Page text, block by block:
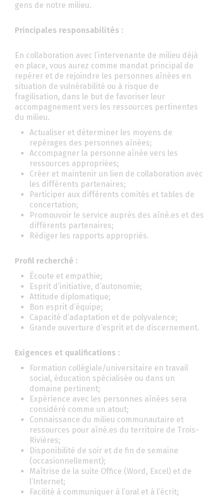
gens de notre milieu.
Principales responsabilités :
En collaboration avec l’intervenante de milieu déjà
en place, vous aurez comme mandat principal de
repérer et de rejoindre les personnes aînées en
situation de vulnérabilité ou à risque de
fragilisation, dans le but de favoriser leur
accompagnement vers les ressources pertinentes
du milieu.
Actualiser et déterminer les moyens de
repérages des personnes aînées;
Accompagner la personne aînée vers les
ressources appropriées;
Créer et maintenir un lien de collaboration avec
les différents partenaires;
Participer aux différents comités et tables de
concertation;
Promouvoir le service auprès des aîné.es et des
différents partenaires;
Rédiger les rapports appropriés.
Profil recherché :
Écoute et empathie;
Esprit d’initiative, d’autonomie;
Attitude diplomatique;
Bon esprit d’équipe;
Capacité d’adaptation et de polyvalence;
Grande ouverture d’esprit et de discernement.
Exigences et qualifications :
Formation collégiale/universitaire en travail
social, éducation spécialisée ou dans un
domaine pertinent;
Expérience avec les personnes aînées sera
considéré comme un atout;
Connaissance du milieu communautaire et
ressources pour aîné.es du territoire de Trois-
Rivières;
Disponibilité de soir et de fin de semaine
(occasionnellement);
Maîtrise de la suite Office (Word, Excel) et de
l’Internet;
Facilité à communiquer à l’oral et à l’écrit;